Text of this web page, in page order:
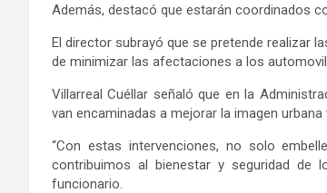
Además, destacó que estarán coordinados
El director subrayó que se pretende realizar
de minimizar las afectaciones a los
Villarreal Cuéllar señaló que en la
van encaminadas a mejorar la imagen urbana
“Con estas intervenciones, no solo
contribuimos al bienestar y seguridad de
funcionario.